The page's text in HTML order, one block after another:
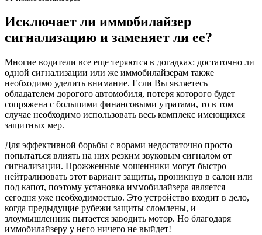
Исключает ли иммобилайзер
сигнализацию и заменяет ли ее?
Многие водители все еще теряются в догадках: достаточно ли
одной сигнализации или же иммобилайзерам также
необходимо уделить внимание. Если Вы являетесь
обладателем дорогого автомобиля, потеря которого будет
сопряжена с большими финансовыми утратами, то в том
случае необходимо использовать весь комплекс имеющихся
защитных мер.
Для эффективной борьбы с ворами недостаточно просто
попытаться влиять на них резким звуковым сигналом от
сигнализации. Прожженные мошенники могут быстро
нейтрализовать этот вариант защиты, проникнув в салон или
под капот, поэтому установка иммобилайзера является
сегодня уже необходимостью. Это устройство входит в дело,
когда предыдущие рубежи защиты сломлены, и
злоумышленник пытается заводить мотор. Но благодаря
иммобилайзеру у него ничего не выйдет!